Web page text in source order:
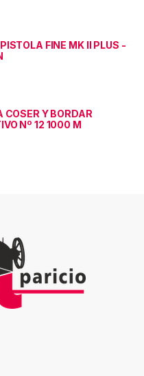
FINE MK II PLUS -
COSER Y BORDAR
Nº 12 1000 M